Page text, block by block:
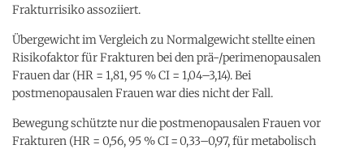
Frakturrisiko assoziiert.
Übergewicht im Vergleich zu Normalgewicht stellte einen
Risikofaktor für Frakturen bei den prä-/perimenopausalen
Frauen dar (HR = 1,81, 95 % CI = 1,04–3,14). Bei
postmenopausalen Frauen war dies nicht der Fall.
Bewegung schützte nur die postmenopausalen Frauen vor
Frakturen (HR = 0,56, 95 % CI = 0,33–0,97, für metabolisch